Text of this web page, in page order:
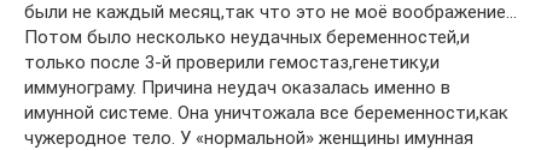
были не каждый месяц,так что это не моё воображение…
Потом было несколько неудачных беременностей,и
только после 3-й проверили гемостаз,генетику,и
иммунограму. Причина неудач оказалась именно в
имунной системе. Она уничтожала все беременности,как
чужеродное тело. У «нормальной» женщины имунная